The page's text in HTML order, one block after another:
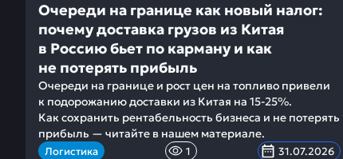
Очереди на границе как новый налог:
почему доставка грузов из Китая
в Россию бьет по карману и как
не потерять прибыль
Очереди на границе и рост цен на топливо привели
к подорожанию доставки из Китая на 15-25%.
Как сохранить рентабельность бизнеса и не потерять
прибыль — читайте в нашем материале.
Логистика 1 31.07.2026